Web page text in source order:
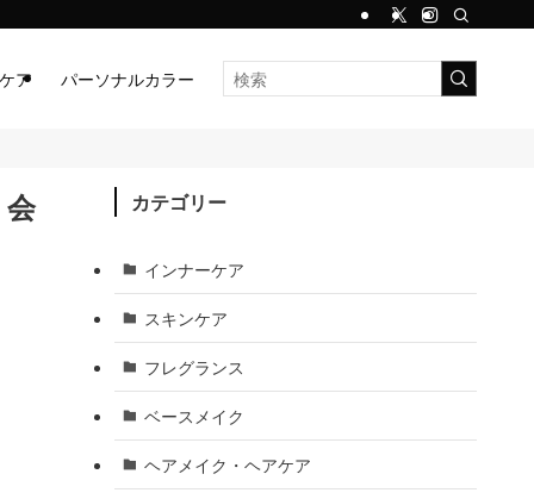
ア パーソナルカラー
カテゴリー
インナーケア
スキンケア
フレグランス
ベースメイク
ヘアメイク・ヘアケア